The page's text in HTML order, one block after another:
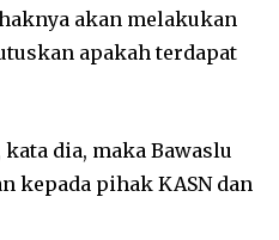
akan melakukan
apakah terdapat
dia, maka Bawaslu
kepada pihak KASN dan